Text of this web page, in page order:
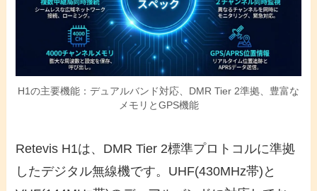
H1の主要機能：デュアルバンド対応、DMR Tier 2準拠、豊富な
メモリとGPS機能
Retevis H1は、DMR Tier 2標準プロトコルに準拠
したデジタル無線機です。UHF(430MHz帯)と